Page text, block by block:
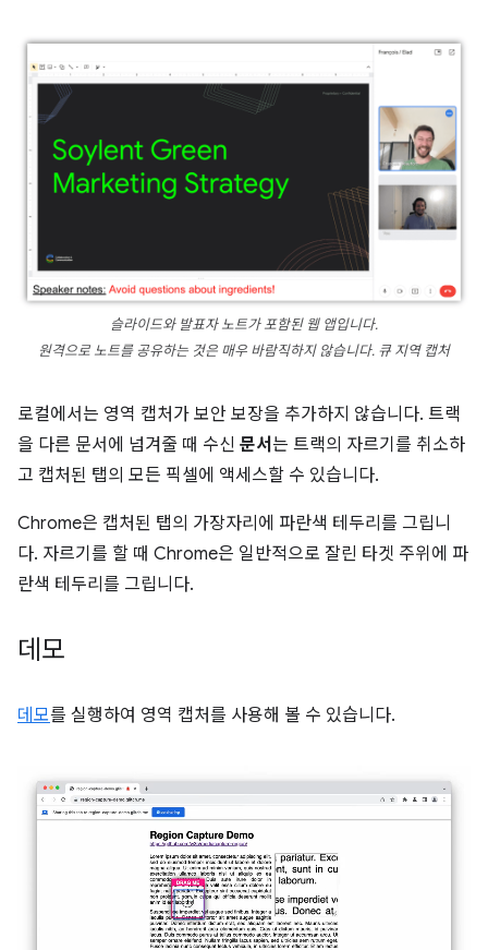
슬라이드와 발표자 노트가 포함된 웹 앱입니다.
원격으로 노트를 공유하는 것은 매우 바람직하지 않습니다. 큐 지역 캡처
로컬에서는 영역 캡처가 보안 보장을 추가하지 않습니다. 트랙
을 다른 문서에 넘겨줄 때 수신 문서 는 트랙의 자르기를 취소하
고 캡처된 탭의 모든 픽셀에 액세스할 수 있습니다.
Chrome은 캡처된 탭의 가장자리에 파란색 테두리를 그립니
다. 자르기를 할 때 Chrome은 일반적으로 잘린 타겟 주위에 파
란색 테두리를 그립니다.
데모
데모를 실행하여 영역 캡처를 사용해 볼 수 있습니다.